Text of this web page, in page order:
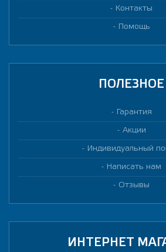
Контакты
Помощь
ПОЛЕЗНОЕ
Гарантия
Акции
Индивидуальный
Написать нам
Отзывы
ИНТЕРНЕТ